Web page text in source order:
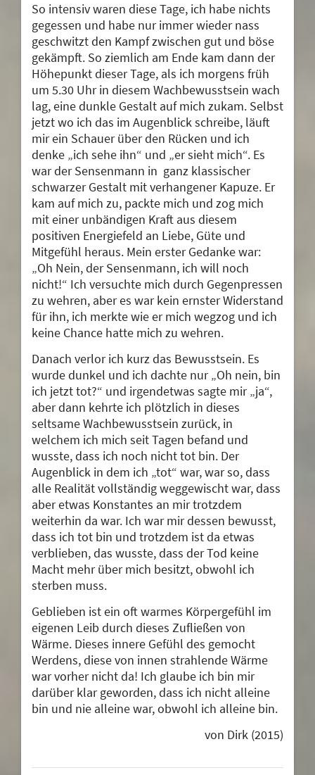
So intensiv waren diese Tage, ich habe nichts
gegessen und habe nur immer wieder nass
geschwitzt den Kampf zwischen gut und böse
gekämpft. So ziemlich am Ende kam dann der
Höhepunkt dieser Tage, als ich morgens früh
um 5.30 Uhr in diesem Wachbewusstsein wach
lag, eine dunkle Gestalt auf mich zukam. Selbst
jetzt wo ich das im Augenblick schreibe, läuft
mir ein Schauer über den Rücken und ich
denke „ich sehe ihn“ und „er sieht mich“. Es
war der Sensenmann in ganz klassischer
schwarzer Gestalt mit verhangener Kapuze. Er
kam auf mich zu, packte mich und zog mich
mit einer unbändigen Kraft aus diesem
positiven Energiefeld an Liebe, Güte und
Mitgefühl heraus. Mein erster Gedanke war:
„Oh Nein, der Sensenmann, ich will noch
nicht!“ Ich versuchte mich durch Gegenpressen
zu wehren, aber es war kein ernster Widerstand
für ihn, ich merkte wie er mich wegzog und ich
keine Chance hatte mich zu wehren.
Danach verlor ich kurz das Bewusstsein. Es
wurde dunkel und ich dachte nur „Oh nein, bin
ich jetzt tot?“ und irgendetwas sagte mir „ja“,
aber dann kehrte ich plötzlich in dieses
seltsame Wachbewusstsein zurück, in
welchem ich mich seit Tagen befand und
wusste, dass ich noch nicht tot bin. Der
Augenblick in dem ich „tot“ war, war so, dass
alle Realität vollständig weggewischt war, dass
aber etwas Konstantes an mir trotzdem
weiterhin da war. Ich war mir dessen bewusst,
dass ich tot bin und trotzdem ist da etwas
verblieben, das wusste, dass der Tod keine
Macht mehr über mich besitzt, obwohl ich
sterben muss.
Geblieben ist ein oft warmes Körpergefühl im
eigenen Leib durch dieses Zufließen von
Wärme. Dieses innere Gefühl des gemocht
Werdens, diese von innen strahlende Wärme
war vorher nicht da! Ich glaube ich bin mir
darüber klar geworden, dass ich nicht alleine
bin und nie alleine war, obwohl ich alleine bin.
von Dirk (2015)